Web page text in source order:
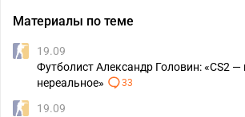
Материалы по теме
19.09
Футболист Александр Головин: «CS2
нереальное»
33
19.09